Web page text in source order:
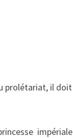
prolétariat, il doit
impériale